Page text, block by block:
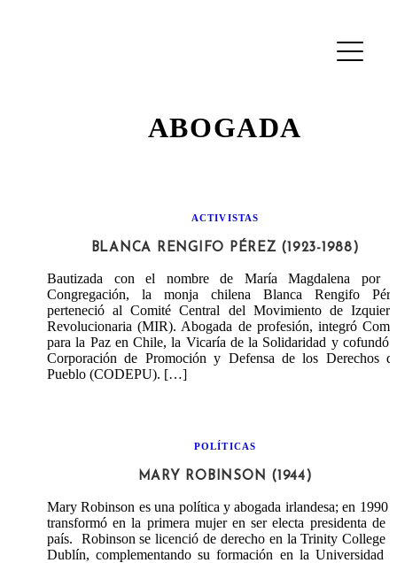
ABOGADA
ACTIVISTAS
BLANCA RENGIFO PÉREZ (1923-1988)
Bautizada con el nombre de María Magdalena por
Congregación, la monja chilena Blanca Rengifo
perteneció al Comité Central del Movimiento de
Revolucionaria (MIR). Abogada de profesión, integró
para la Paz en Chile, la Vicaría de la Solidaridad y cofundó
Corporación de Promoción y Defensa de los Derechos
Pueblo (CODEPU). […]
POLÍTICAS
MARY ROBINSON (1944)
Mary Robinson es una política y abogada irlandesa; en 1990
transformó en la primera mujer en ser electa presidenta de
país. Robinson se licenció de derecho en la Trinity College
Dublín, complementando su formación en la Universidad